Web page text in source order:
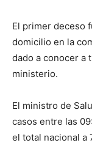
El primer deceso
domicilio en la
dado a conocer a
ministerio.
El ministro de
casos entre las
el total nacional a